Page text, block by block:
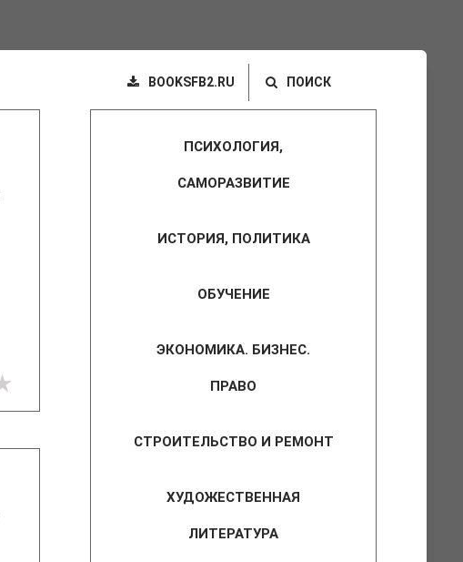
BOOKSFB2.RU ПОИСК
ПСИХОЛОГИЯ,
САМОРАЗВИТИЕ
ИСТОРИЯ, ПОЛИТИКА
ОБУЧЕНИЕ
ЭКОНОМИКА. БИЗНЕС.
ПРАВО
СТРОИТЕЛЬСТВО И РЕМОНТ
ХУДОЖЕСТВЕННАЯ
ЛИТЕРАТУРА